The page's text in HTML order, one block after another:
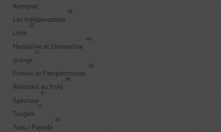
Kumquat
Les indispensables
38
Lime
22
Mandarine et Clémentine
49
orange
21
Pomelo et Pamplemousse
28
Résistant au froid
99
Spéciaux
6
Tangelo
11
Yuzu / Papeda
20